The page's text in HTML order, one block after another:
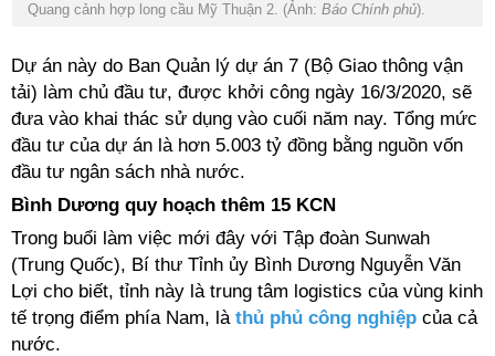
Quang cảnh hợp long cầu Mỹ Thuận 2. (Ảnh: Báo Chính phủ).
Dự án này do Ban Quản lý dự án 7 (Bộ Giao thông vận
tải) làm chủ đầu tư, được khởi công ngày 16/3/2020, sẽ
đưa vào khai thác sử dụng vào cuối năm nay. Tổng mức
đầu tư của dự án là hơn 5.003 tỷ đồng bằng nguồn vốn
đầu tư ngân sách nhà nước.
Bình Dương quy hoạch thêm 15 KCN
Trong buổi làm việc mới đây với Tập đoàn Sunwah
(Trung Quốc), Bí thư Tỉnh ủy Bình Dương Nguyễn Văn
Lợi cho biết, tỉnh này là trung tâm logistics của vùng kinh
tế trọng điểm phía Nam, làthủ phủ công nghiệp của cả
nước.